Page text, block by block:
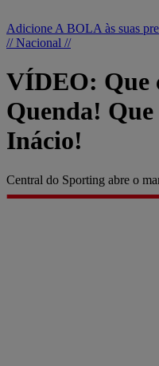
Adicione A BOLA às suas
// Nacional //
VÍDEO: Que
Quenda!
Inácio!
Central do Sporting abre o